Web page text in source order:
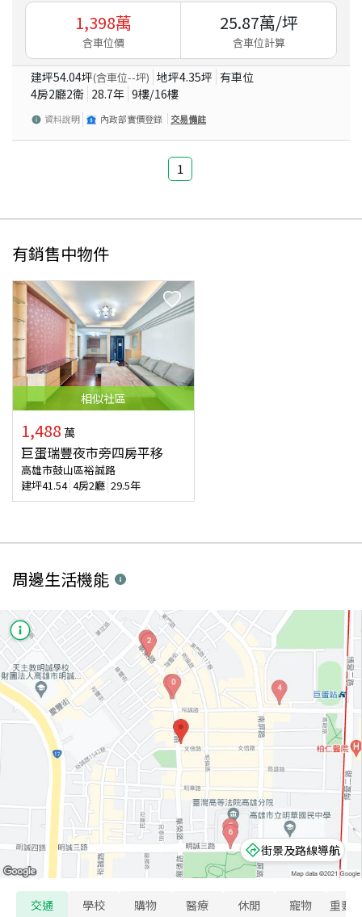
1,398萬
含車位價
25.87萬/坪
含車位計算
建坪54.04坪(含車位--坪) 地坪4.35坪 有車位
4房2廳2衛 28.7年 9樓/16樓
資料說明 內政部實價登錄 交易備註
1
有銷售中物件
相似社區
1,488 萬
巨蛋瑞豐夜市旁四房平移
高雄市鼓山區裕誠路
建坪41.54 4房2廳 29.5年
周邊生活機能
街景及路線導航
交通 學校 購物 醫療 休閒 寵物 重要